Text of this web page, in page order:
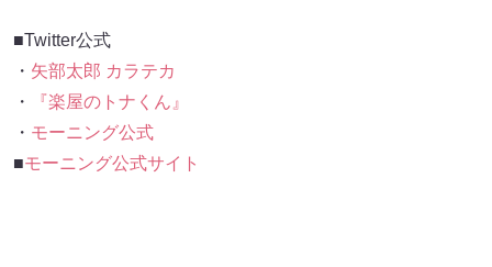
■Twitter公式
・ 矢部太郎 カラテカ
・
『楽屋のトナくん』
・ モーニング公式
■モーニング公式サイト